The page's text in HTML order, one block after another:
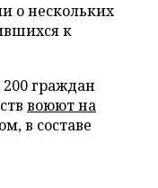
о нескольких
к
граждан
воюют на
в составе